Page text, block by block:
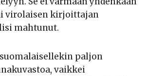
virolaisen kirjoittajan
mahtunut.
paljon
vaikkei